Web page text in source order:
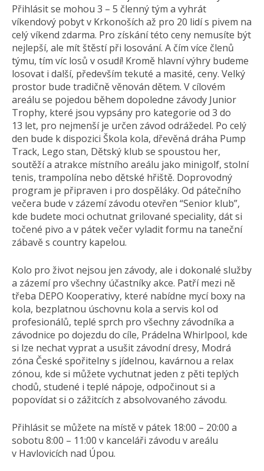
Přihlásit se mohou 3 – 5 členný tým a vyhrát
víkendový pobyt v Krkonoších až pro 20 lidí s pivem na
celý víkend zdarma. Pro získání této ceny nemusíte být
nejlepší, ale mít štěstí při losování. A čím více členů
týmu, tím víc losů v osudí! Kromě hlavní výhry budeme
losovat i další, především tekuté a masité, ceny. Velký
prostor bude tradičně věnován dětem. V cílovém
areálu se pojedou během dopoledne závody Junior
Trophy, které jsou vypsány pro kategorie od 3 do
13 let, pro nejmenší je určen závod odrážedel. Po celý
den bude k dispozici Škola kola, dřevěná dráha Pump
Track, Lego stan, Dětský klub se spoustou her,
soutěží a atrakce místního areálu jako minigolf, stolní
tenis, trampolína nebo dětské hřiště. Doprovodný
program je připraven i pro dospěláky. Od pátečního
večera bude v zázemí závodu otevřen “Senior klub”,
kde budete moci ochutnat grilované speciality, dát si
točené pivo a v pátek večer vyladit formu na taneční
zábavě s country kapelou.
Kolo pro život nejsou jen závody, ale i dokonalé služby
a zázemí pro všechny účastníky akce. Patří mezi ně
třeba DEPO Kooperativy, které nabídne mycí boxy na
kola, bezplatnou úschovnu kola a servis kol od
profesionálů, teplé sprch pro všechny závodníka a
závodnice po dojezdu do cíle, Prádelna Whirlpool, kde
si lze nechat vyprat a usušit závodní dresy, Modrá
zóna České spořitelny s jídelnou, kavárnou a relax
zónou, kde si můžete vychutnat jeden z pěti teplých
chodů, studené i teplé nápoje, odpočinout si a
popovídat si o zážitcích z absolvovaného závodu.
Přihlásit se můžete na místě v pátek 18:00 – 20:00 a
sobotu 8:00 – 11:00 v kanceláři závodu v areálu
v Havlovicích nad Úpou.